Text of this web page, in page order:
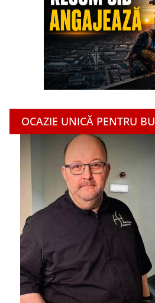
OCAZIE UNICĂ PENTRU